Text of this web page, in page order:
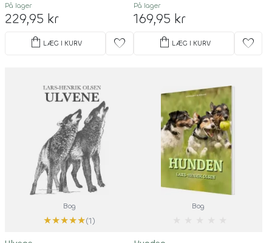
På lager
229,95 kr
shopping_bag LÆG I KURV favorite
På lager
169,95 kr
shopping_bag LÆG I KURV favorite
Bog
★★★★★(1)
Bog